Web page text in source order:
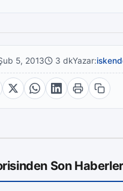
5, 2013 3 dkYazar:
Son Haberler